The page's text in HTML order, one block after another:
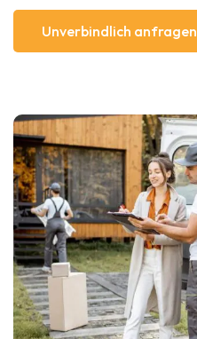
Unverbindlich anfragen